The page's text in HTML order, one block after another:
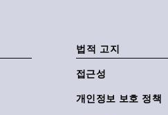
법적 고지
접근성
개인정보 보호 정책